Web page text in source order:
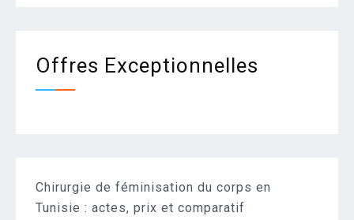
Offres Exceptionnelles
Chirurgie de féminisation du corps en
Tunisie : actes, prix et comparatif